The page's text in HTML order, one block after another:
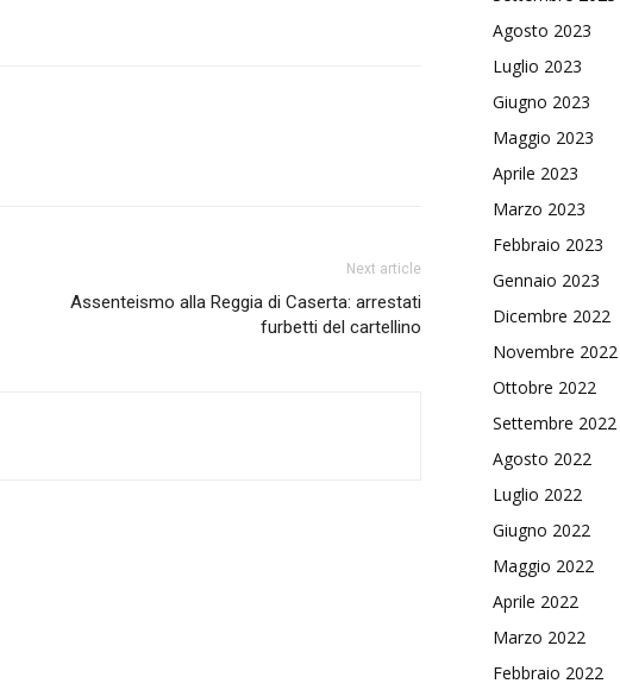
Next article
Assenteismo alla Reggia di Caserta: arrestati
furbetti del cartellino
Agosto 2023
Luglio 2023
Giugno 2023
Maggio 2023
Aprile 2023
Marzo 2023
Febbraio 2023
Gennaio 2023
Dicembre 2022
Novembre 2022
Ottobre 2022
Settembre 2022
Agosto 2022
Luglio 2022
Giugno 2022
Maggio 2022
Aprile 2022
Marzo 2022
Febbraio 2022